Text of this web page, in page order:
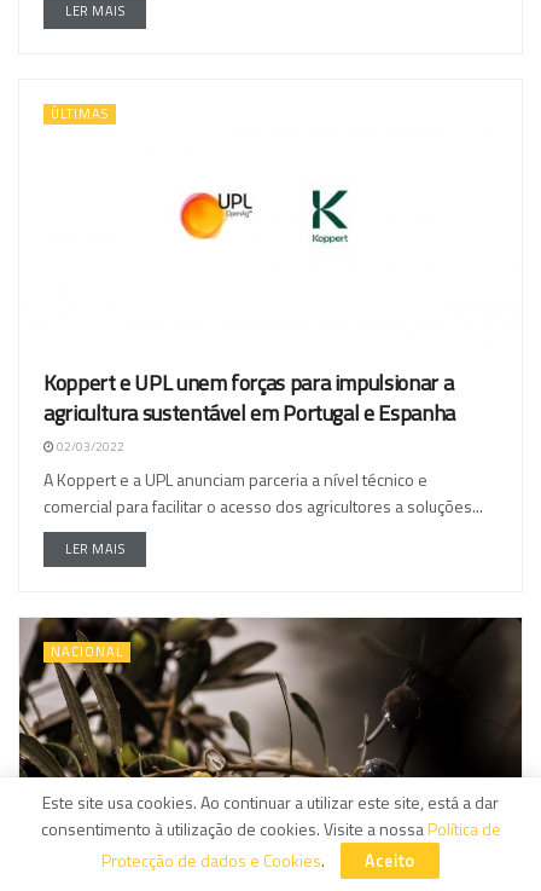
LER MAIS
ÚLTIMAS
Koppert e UPL unem forças para impulsionar a
agricultura sustentável em Portugal e Espanha
02/03/2022
A Koppert e a UPL anunciam parceria a nível técnico e
comercial para facilitar o acesso dos agricultores a soluções...
LER MAIS
NACIONAL
Este site usa cookies. Ao continuar a utilizar este site, está a dar
consentimento à utilização de cookies. Visite a nossaPolítica de
Protecção de dados e Cookies. Aceito